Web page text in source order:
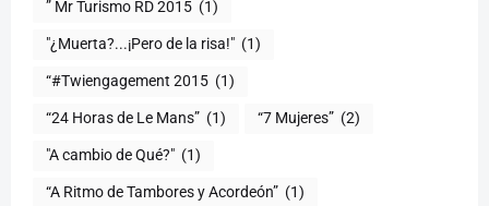
” Mr Turismo RD 2015 (1)
"¿Muerta?...¡Pero de la risa!" (1)
“#Twiengagement 2015 (1)
“24 Horas de Le Mans” (1) “7 Mujeres” (2)
(1)
“A Ritmo de Tambores y Acordeón” (1)